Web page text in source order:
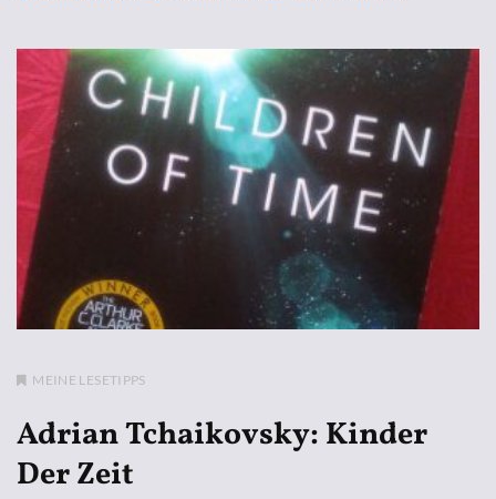
MEINE LESETIPPS
Adrian Tchaikovsky: Kinder
Der Zeit